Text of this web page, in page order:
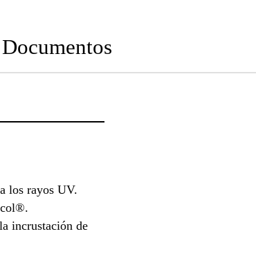
Documentos
los rayos UV.
incrustación de